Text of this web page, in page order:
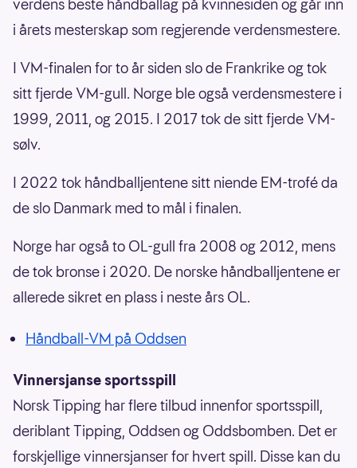
verdens beste håndballag på kvinnesiden og går inn
i årets mesterskap som regjerende verdensmestere.
I VM-finalen for to år siden slo de Frankrike og tok
sitt fjerde VM-gull. Norge ble også verdensmestere i
1999, 2011, og 2015. I 2017 tok de sitt fjerde VM-
sølv.
I 2022 tok håndballjentene sitt niende EM-trofé da
de slo Danmark med to mål i finalen.
Norge har også to OL-gull fra 2008 og 2012, mens
de tok bronse i 2020. De norske håndballjentene er
allerede sikret en plass i neste års OL.
Håndball-VM på Oddsen
Vinnersjanse sportsspill
Norsk Tipping har flere tilbud innenfor sportsspill,
deriblant Tipping, Oddsen og Oddsbomben. Det er
forskjellige vinnersjanser for hvert spill. Disse kan du